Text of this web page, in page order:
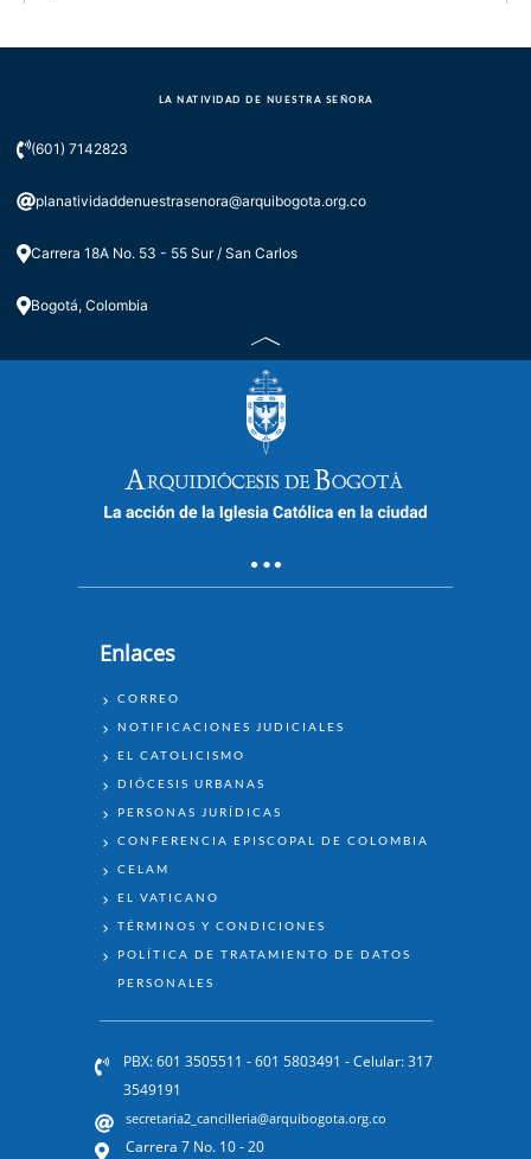
LA NATIVIDAD DE NUESTRA SEÑORA
(601) 7142823
planatividaddenuestrasenora@arquibogota.org.co
Carrera 18A No. 53 - 55 Sur / San Carlos
Bogotá, Colombia
Enlaces
ENLACES
CORREO
NOTIFICACIONES JUDICIALES
EL CATOLICISMO
DIÓCESIS URBANAS
PERSONAS JURÍDICAS
CONFERENCIA EPISCOPAL DE COLOMBIA
CELAM
EL VATICANO
TÉRMINOS Y CONDICIONES
POLÍTICA DE TRATAMIENTO DE DATOS
PERSONALES
PBX: 601 3505511 - 601 5803491 - Celular: 317
3549191
secretaria2_cancilleria@arquibogota.org.co
Carrera 7 No. 10 - 20